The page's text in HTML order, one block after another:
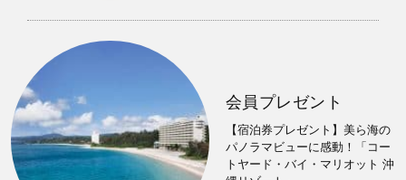
会員プレゼント
【宿泊券プレゼント】美ら海の
パノラマビューに感動！「コー
トヤード・バイ・マリオット 沖